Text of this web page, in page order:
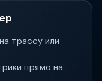
трассу или
прямо на